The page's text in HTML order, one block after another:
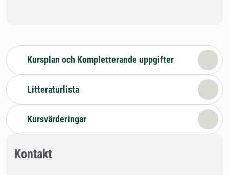
Kursplan och Kompletterande uppgifter
Litteraturlista
Kursvärderingar
Kontakt